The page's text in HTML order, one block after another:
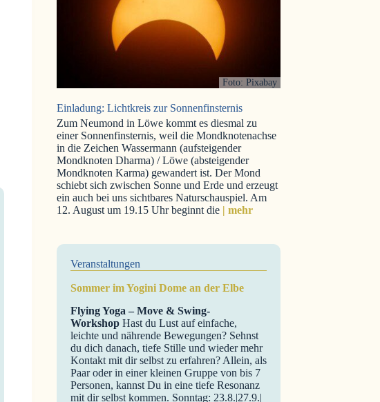
Foto: Pixabay
Einladung: Lichtkreis zur Sonnenfinsternis
Zum Neumond in Löwe kommt es diesmal zu
einer Sonnenfinsternis, weil die Mondknotenachse
in die Zeichen Wassermann (aufsteigender
Mondknoten Dharma) / Löwe (absteigender
Mondknoten Karma) gewandert ist. Der Mond
schiebt sich zwischen Sonne und Erde und erzeugt
ein auch bei uns sichtbares Naturschauspiel. Am
12. August um 19.15 Uhr beginnt die | mehr
Veranstaltungen
Sommer im Yogini Dome an der Elbe
Flying Yoga – Move & Swing-
Workshop Hast du Lust auf einfache,
leichte und nährende Bewegungen? Sehnst
du dich danach, tiefe Stille und wieder mehr
Kontakt mit dir selbst zu erfahren? Allein, als
Paar oder in einer kleinen Gruppe von bis 7
Personen, kannst Du in eine tiefe Resonanz
mit dir selbst kommen. Sonntag: 23.8.|27.9.|